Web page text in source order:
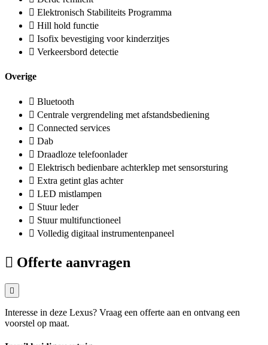
Elektronisch Stabiliteits Programma
Hill hold functie
Isofix bevestiging voor kinderzitjes
Verkeersbord detectie
Overige
Bluetooth
Centrale vergrendeling met afstandsbediening
Connected services
Dab
Draadloze telefoonlader
Elektrisch bedienbare achterklep met sensorsturing
Extra getint glas achter
LED mistlampen
Stuur leder
Stuur multifunctioneel
Volledig digitaal instrumentenpaneel
Offerte aanvragen
Interesse in deze Lexus? Vraag een offerte aan en ontvang een
voorstel op maat.